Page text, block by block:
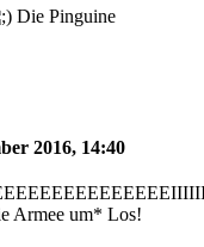
Die Pinguine
2016, 14:40
Armee um* Los!